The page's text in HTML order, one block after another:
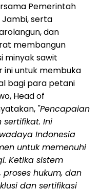
Pemerintah
Jambi, serta
dan
membangun
minyak sawit
untuk membuka
bagi para petani
Head of
"Pencapaian
Ini
Indonesia
untuk memenuhi
Ketika sistem
hukum, dan
dan sertifikasi